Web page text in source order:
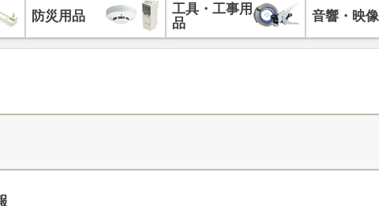
防災用品
工具・工事用
品
音響・映像